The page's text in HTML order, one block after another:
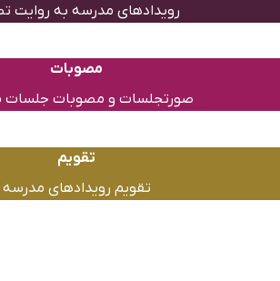
رویدادهای مدرسه به روایت تصویر
مصوبات
صورتجلسات و مصوبات جلسات
تقویم
تقویم رویدادهای مدرسه